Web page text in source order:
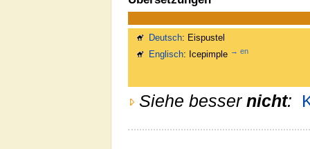
Deutsch: Eispustel
Englisch: Icepimple → en
Siehe besser nicht: